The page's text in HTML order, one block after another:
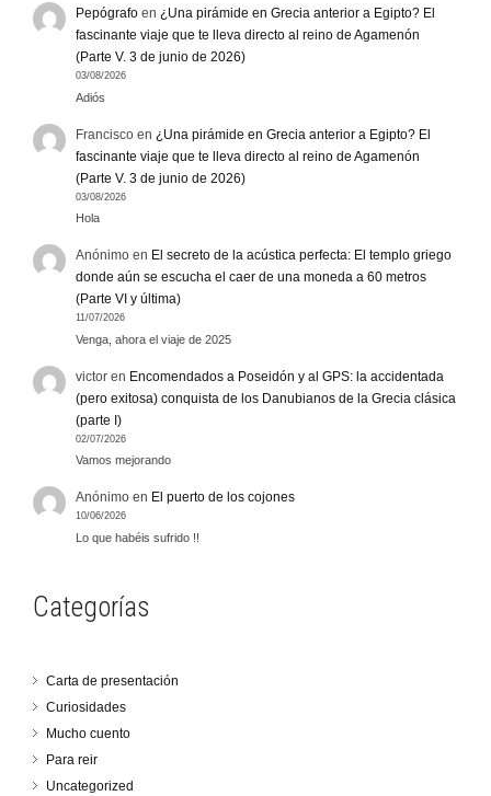
Pepógrafo en ¿Una pirámide en Grecia anterior a Egipto? El
fascinante viaje que te lleva directo al reino de Agamenón
(Parte V. 3 de junio de 2026)
03/08/2026
Adiós
Francisco en ¿Una pirámide en Grecia anterior a Egipto? El
fascinante viaje que te lleva directo al reino de Agamenón
(Parte V. 3 de junio de 2026)
03/08/2026
Hola
Anónimo en El secreto de la acústica perfecta: El templo griego
donde aún se escucha el caer de una moneda a 60 metros
(Parte VI y última)
11/07/2026
Venga, ahora el viaje de 2025
victor en Encomendados a Poseidón y al GPS: la accidentada
(pero exitosa) conquista de los Danubianos de la Grecia clásica
(parte I)
02/07/2026
Vamos mejorando
Anónimo en El puerto de los cojones
10/06/2026
Lo que habéis sufrido !!
Categorías
Carta de presentación
Curiosidades
Mucho cuento
Para reir
Uncategorized